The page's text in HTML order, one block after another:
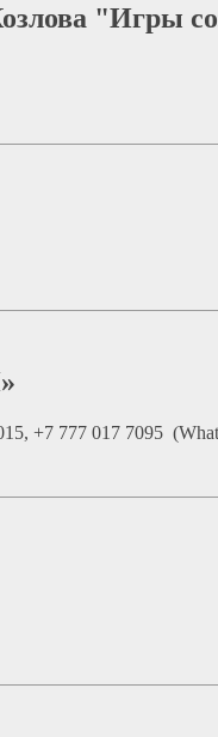
"Игры
+7 777 017 7095